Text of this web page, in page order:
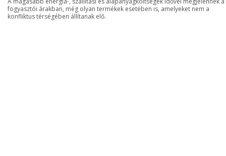
fogyasztói árakban, még olyan termékek esetében is, amelyeket nem a
konfliktus térségében állítanak elő.